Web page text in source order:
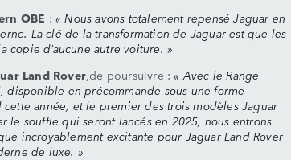
OBE :« Nous avons totalement repensé Jaguar en
La clé de la transformation de Jaguar est que les
copie d’aucune autre voiture. »
Land Rover ,de poursuivre :« Avec le Range
disponible en précommande sous une forme
année, et le premier des trois modèles Jaguar
le souffle qui seront lancés en 2025, nous entrons
incroyablement excitante pour Jaguar Land Rover
de luxe. »